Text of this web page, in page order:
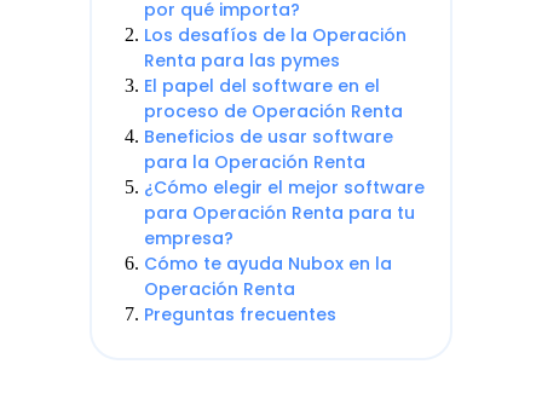
por qué importa?
Los desafíos de la Operación
Renta para las pymes
El papel del software en el
proceso de Operación Renta
Beneficios de usar software
para la Operación Renta
¿Cómo elegir el mejor software
para Operación Renta para tu
empresa?
Cómo te ayuda Nubox en la
Operación Renta
Preguntas frecuentes